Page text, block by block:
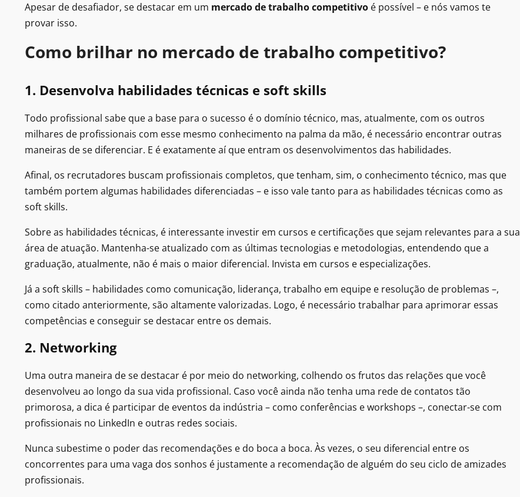
Apesar de desafiador, se destacar em um mercado de trabalho competitivo é possível – e nós vamos te
provar isso.
Como brilhar no mercado de trabalho competitivo?
1. Desenvolva habilidades técnicas e soft skills
Todo profissional sabe que a base para o sucesso é o domínio técnico, mas, atualmente, com os outros
milhares de profissionais com esse mesmo conhecimento na palma da mão, é necessário encontrar outras
maneiras de se diferenciar. E é exatamente aí que entram os desenvolvimentos das habilidades.
Afinal, os recrutadores buscam profissionais completos, que tenham, sim, o conhecimento técnico, mas que
também portem algumas habilidades diferenciadas – e isso vale tanto para as habilidades técnicas como as
soft skills.
Sobre as habilidades técnicas, é interessante investir em cursos e certificações que sejam relevantes para a sua
área de atuação. Mantenha-se atualizado com as últimas tecnologias e metodologias, entendendo que a
graduação, atualmente, não é mais o maior diferencial. Invista em cursos e especializações.
Já a soft skills – habilidades como comunicação, liderança, trabalho em equipe e resolução de problemas –,
como citado anteriormente, são altamente valorizadas. Logo, é necessário trabalhar para aprimorar essas
competências e conseguir se destacar entre os demais.
2. Networking
Uma outra maneira de se destacar é por meio do networking, colhendo os frutos das relações que você
desenvolveu ao longo da sua vida profissional. Caso você ainda não tenha uma rede de contatos tão
primorosa, a dica é participar de eventos da indústria – como conferências e workshops –, conectar-se com
profissionais no LinkedIn e outras redes sociais.
Nunca subestime o poder das recomendações e do boca a boca. Às vezes, o seu diferencial entre os
concorrentes para uma vaga dos sonhos é justamente a recomendação de alguém do seu ciclo de amizades
profissionais.